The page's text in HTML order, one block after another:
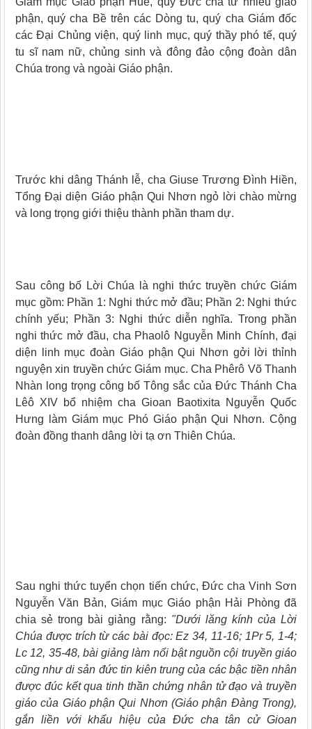
phận, quý cha Bề trên các Dòng tu, quý cha Giám đốc
các Đại Chủng viện, quý linh mục, quý thầy phó tế, quý
tu sĩ nam nữ, chủng sinh và đông đảo cộng đoàn dân
Chúa trong và ngoài Giáo phận.
Trước khi dâng Thánh lễ, cha Giuse Trương Đình Hiền,
Tổng Đại diện Giáo phận Qui Nhơn ngỏ lời chào mừng
và long trọng giới thiệu thành phần tham dự.
Sau công bố Lời Chúa là nghi thức truyền chức Giám
mục gồm: Phần 1: Nghi thức mở đầu; Phần 2: Nghi thức
chính yếu; Phần 3: Nghi thức diễn nghĩa. Trong phần
nghi thức mở đầu, cha Phaolô Nguyễn Minh Chính, đại
diện linh mục đoàn Giáo phận Qui Nhơn gởi lời thỉnh
nguyện xin truyền chức Giám mục. Cha Phêrô Võ Thanh
Nhàn long trọng công bố Tông sắc của Đức Thánh Cha
Lêô XIV bổ nhiệm cha Gioan Baotixita Nguyễn Quốc
Hưng làm Giám mục Phó Giáo phận Qui Nhơn. Cộng
đoàn đồng thanh dâng lời tạ ơn Thiên Chúa.
Sau nghi thức tuyển chọn tiến chức, Đức cha Vinh Sơn
Nguyễn Văn Bản, Giám mục Giáo phận Hải Phòng đã
chia sẻ trong bài giảng rằng: "Dưới lăng kính của Lời
Chúa được trích từ các bài đọc: Ez 34, 11-16; 1Pr 5, 1-4;
Lc 12, 35-48, bài giảng làm nổi bật nguồn cội truyền giáo
cũng như di sản đức tin kiên trung của các bậc tiền nhân
được đúc kết qua tinh thần chứng nhân tử đạo và truyền
giáo của Giáo phận Qui Nhơn (Giáo phận Đàng Trong),
gắn liền với khẩu hiệu của Đức cha tân cử Gioan